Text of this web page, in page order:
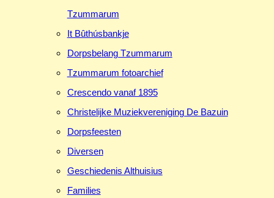
Tzummarum
It Bûthúsbankje
Dorpsbelang Tzummarum
Tzummarum fotoarchief
Crescendo vanaf 1895
Christelijke Muziekvereniging De Bazuin
Dorpsfeesten
Diversen
Geschiedenis Althuisius
Families